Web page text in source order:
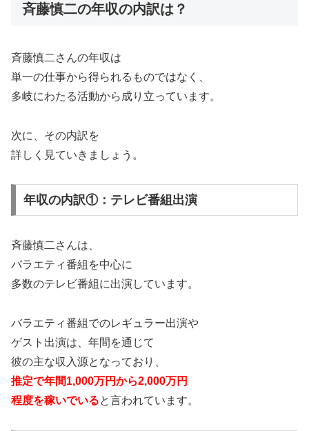
斉藤慎二の年収の内訳は？
斉藤慎二さんの年収は
単一の仕事から得られるものではなく、
多岐にわたる活動から成り立っています。
次に、その内訳を
詳しく見ていきましょう。
年収の内訳①：テレビ番組出演
斉藤慎二さんは、
バラエティ番組を中心に
多数のテレビ番組に出演しています。
バラエティ番組でのレギュラー出演や
ゲスト出演は、年間を通じて
彼の主な収入源となっており、
推定で年間1,000万円から2,000万円
程度を稼いでいると言われています。